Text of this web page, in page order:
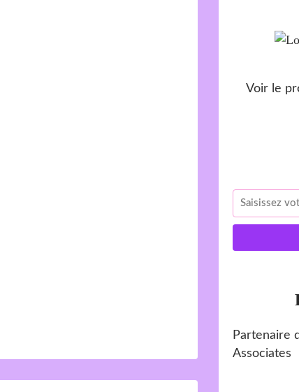
Voir le
Partenaire
Associates